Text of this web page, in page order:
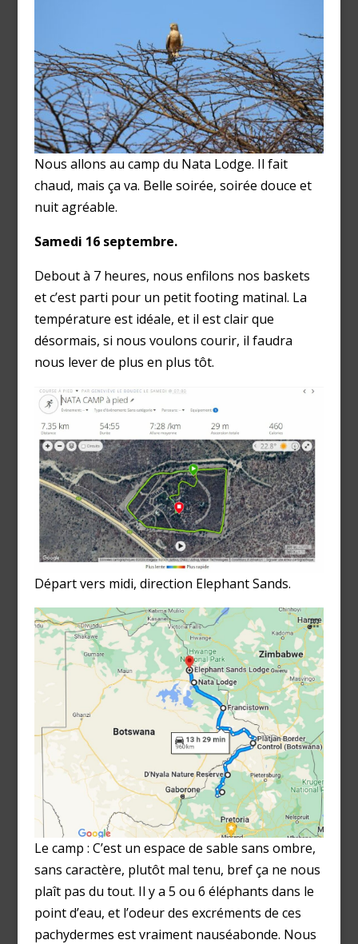
Nous allons au camp du Nata Lodge. Il fait
chaud, mais ça va. Belle soirée, soirée douce et
nuit agréable.
Samedi 16 septembre.
Debout à 7 heures, nous enfilons nos baskets
et c’est parti pour un petit footing matinal. La
température est idéale, et il est clair que
désormais, si nous voulons courir, il faudra
nous lever de plus en plus tôt.
Départ vers midi, direction Elephant Sands.
Le camp : C’est un espace de sable sans ombre,
sans caractère, plutôt mal tenu, bref ça ne nous
plaît pas du tout. Il y a 5 ou 6 éléphants dans le
point d’eau, et l’odeur des excréments de ces
pachydermes est vraiment nauséabonde. Nous